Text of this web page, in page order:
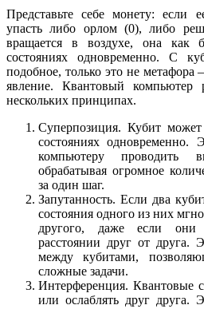
Представьте себе монету: если
упасть либо орлом (0), либо
вращается в воздухе, она как
состояниях одновременно. С
подобное, только это не метафора
явление. Квантовый компьютер
нескольких принципах.
Суперпозиция. Кубит может
состояниях одновременно.
компьютеру проводить
обрабатывая огромное
за один шаг.
Запутанность. Если два
состояния одного из них
другого, даже если они
расстоянии друг от друга.
между кубитами,
сложные задачи.
Интерференция. Квантовые
или ослаблять друг друга.